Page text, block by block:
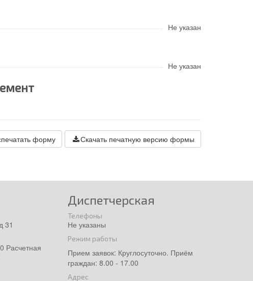
Не указан
Не указан
форму Скачать печатную версию формы
31
Расчетная
Диспетчерская
Телефоны
Не указаны
Режим работы
Прием заявок: Круглосуточно. Приём
граждан: 8.00 - 17.00
Адрес